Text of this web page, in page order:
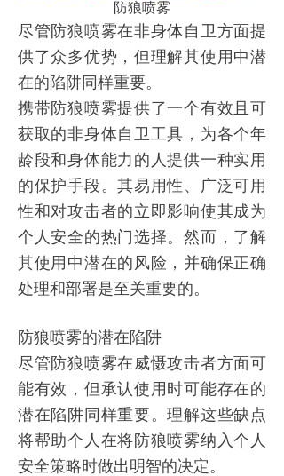
防狼喷雾
尽管防狼喷雾在非身体自卫方面提
供了众多优势，但理解其使用中潜
在的陷阱同样重要。
携带防狼喷雾提供了一个有效且可
获取的非身体自卫工具，为各个年
龄段和身体能力的人提供一种实用
的保护手段。其易用性、广泛可用
性和对攻击者的立即影响使其成为
个人安全的热门选择。然而，了解
其使用中潜在的风险，并确保正确
处理和部署是至关重要的。
防狼喷雾的潜在陷阱
尽管防狼喷雾在威慑攻击者方面可
能有效，但承认使用时可能存在的
潜在陷阱同样重要。理解这些缺点
将帮助个人在将防狼喷雾纳入个人
安全策略时做出明智的决定。